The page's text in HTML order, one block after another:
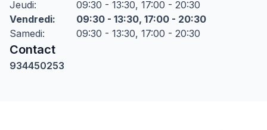
Jeudi:
09:30 - 13:30, 17:00 - 20:30
Vendredi:
09:30 - 13:30, 17:00 - 20:30
Samedi: 09:30 - 13:30, 17:00 - 20:30
Contact
934450253